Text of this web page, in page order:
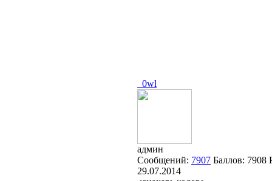
_0wl
админ
Сообщений: 7907 Баллов: 7908
29.07.2014